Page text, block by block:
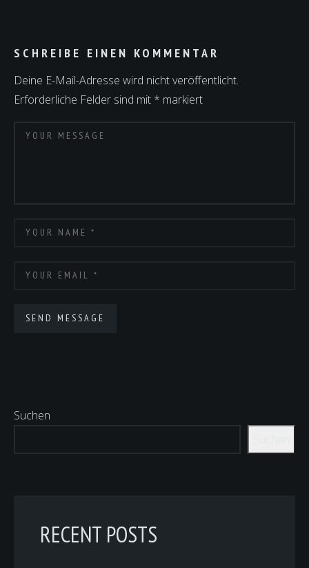
SCHREIBE EINEN KOMMENTAR
Deine E-Mail-Adresse wird nicht veröffentlicht.
Erforderliche Felder sind mit * markiert
Suchen
RECENT POSTS